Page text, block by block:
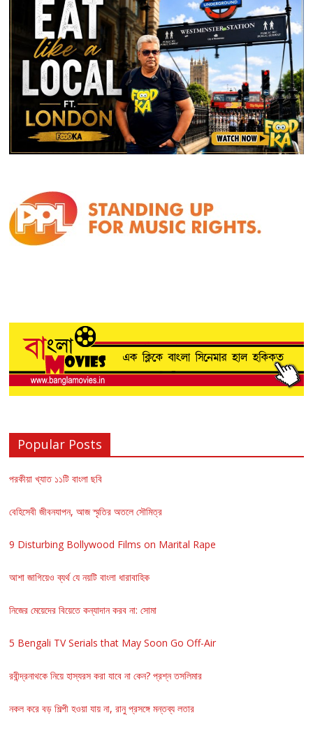
Popular Posts
পরকীয়া খ্যাত ১১টি বাংলা ছবি
বেহিসেবী জীবনযাপন, আজ স্মৃতির অতলে সৌমিত্র
9 Disturbing Bollywood Films on Marital Rape
আশা জাগিয়েও ব্যর্থ যে নয়টি বাংলা ধারাবাহিক
নিজের মেয়েদের বিয়েতে কন্যাদান করব না: সোমা
5 Bengali TV Serials that May Soon Go Off-Air
রবীন্দ্রনাথকে নিয়ে হাস্যরস করা যাবে না কেন? প্রশ্ন তসলিমার
নকল করে বড় শিল্পী হওয়া যায় না, রানু প্রসঙ্গে মন্তব্য লতার